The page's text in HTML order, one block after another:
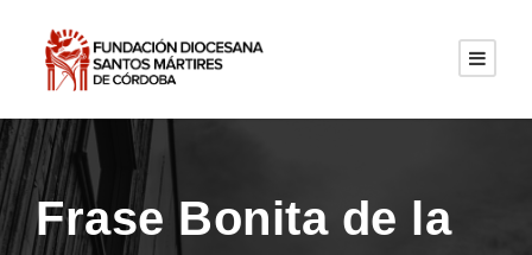
Frase Bonita de la